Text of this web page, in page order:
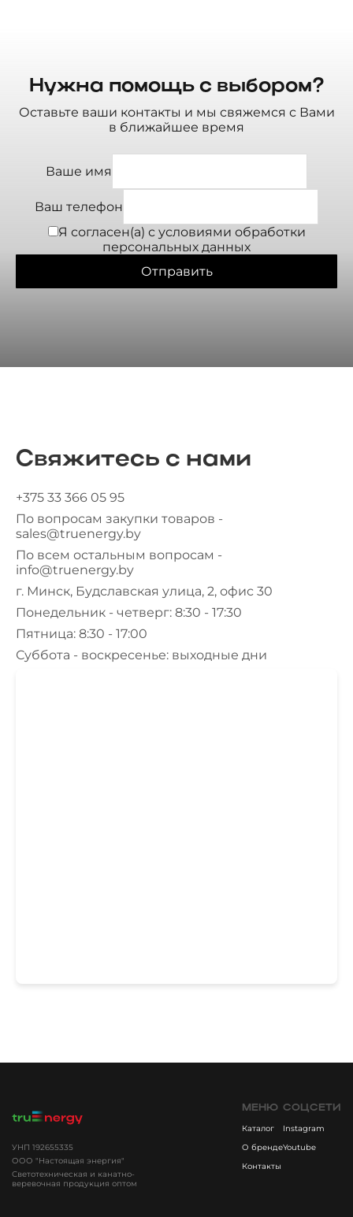
Нужна помощь с выбором?
Оставьте ваши контакты и мы свяжемся с Вами
в ближайшее время
Ваше имя
Ваш телефон
Я согласен(а) с условиями обработки
персональных данных
Отправить
Свяжитесь с нами
+375 33 366 05 95
По вопросам закупки товаров -
sales@truenergy.by
По всем остальным вопросам -
info@truenergy.by
г. Минск, Будславская улица, 2, офис 30
Понедельник - четверг: 8:30 - 17:30
Пятница: 8:30 - 17:00
Суббота - воскресенье: выходные дни
УНП 192655335
ООО "Настоящая энергия"
Светотехническая и канатно-
веревочная продукция оптом
МЕНЮ
Каталог
О бренде
Контакты
СОЦСЕТИ
Instagram
Youtube